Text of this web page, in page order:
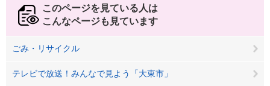
このページを見ている人は
こんなページも見ています
ごみ・リサイクル
テレビで放送！みんなで見よう「大東市」